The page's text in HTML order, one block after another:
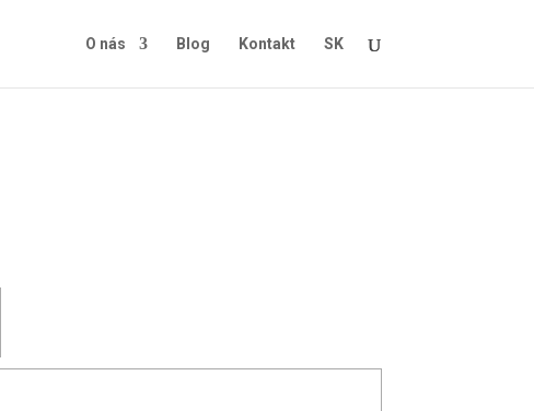
O nás Blog Kontakt SK